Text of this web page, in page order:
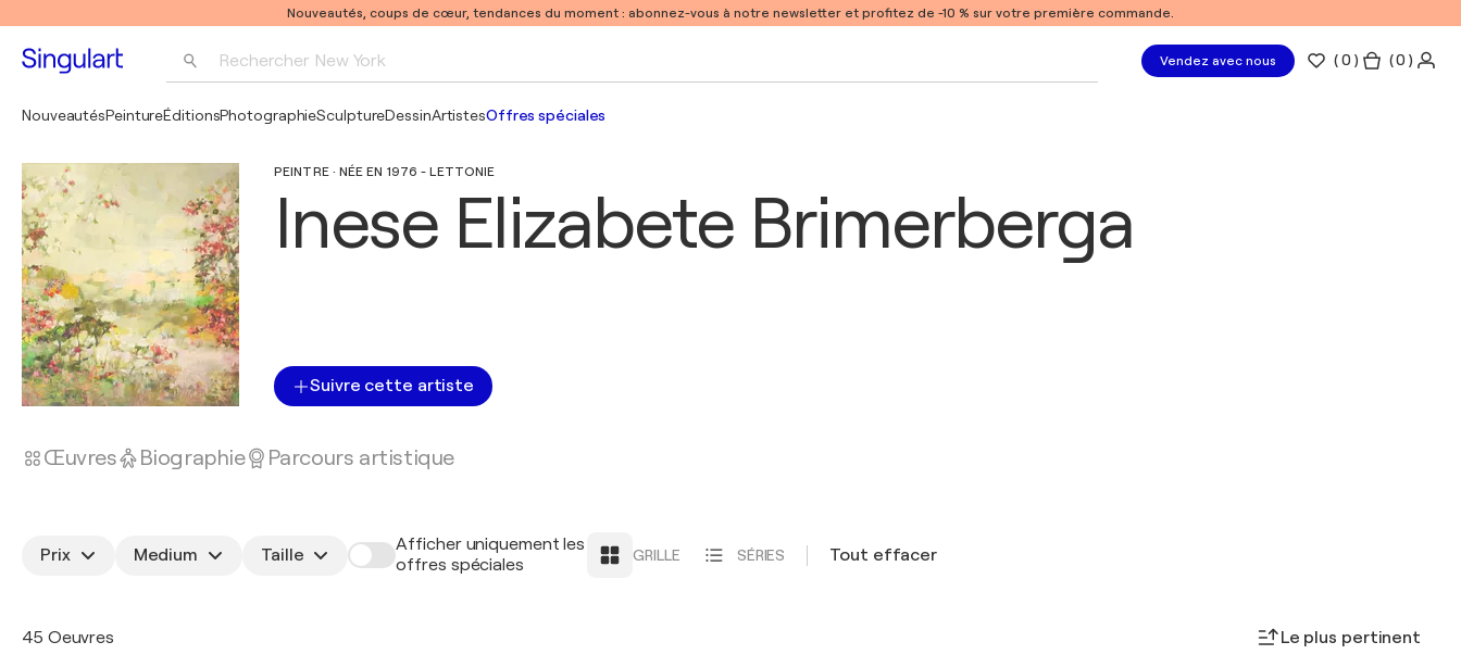
Nouveautés, coups de cœur, tendances du moment : abonnez-vous à notre newsletter et profitez de -10 % sur votre première commande.
Rechercher New York Vendez avec nous (0 ) ( 0 )
NouveautésPeintureÉditionsPhotographieSculptureDessinArtistesOffres spéciales
PEINTRE · NÉE EN 1976 - LETTONIE
Inese Elizabete Brimerberga
Suivre cette artiste
Œuvres Biographie Parcours artistique
Prix Medium Taille
Afficher uniquement les
offres spéciales
GRILLE SÉRIES Tout effacer
45 Oeuvres Le plus pertinent